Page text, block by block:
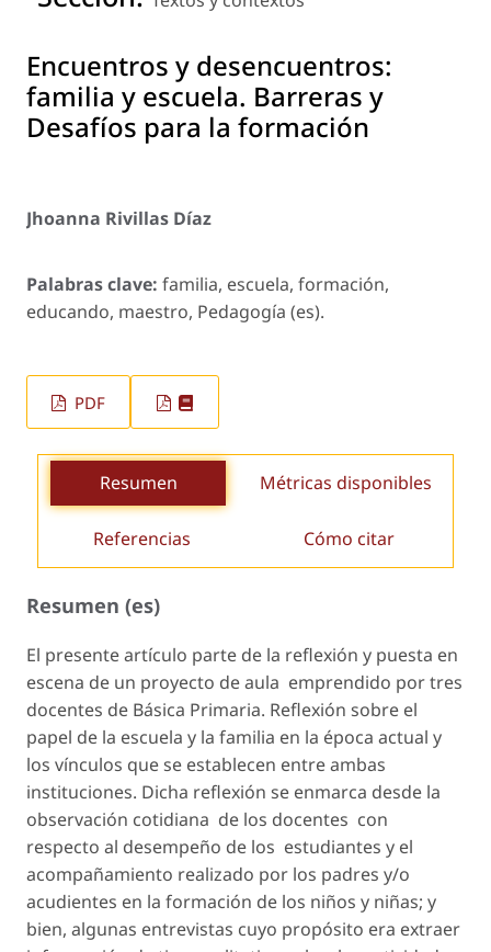
Encuentros y desencuentros:
familia y escuela. Barreras y
Desafíos para la formación
Jhoanna Rivillas Díaz
Palabras clave: familia, escuela, formación,
educando, maestro, Pedagogía (es).
PDF
Resumen Métricas disponibles
Referencias Cómo citar
Resumen (es)
El presente artículo parte de la reflexión y puesta en
escena de un proyecto de aula emprendido por tres
docentes de Básica Primaria. Reflexión sobre el
papel de la escuela y la familia en la época actual y
los vínculos que se establecen entre ambas
instituciones. Dicha reflexión se enmarca desde la
observación cotidiana de los docentes con
respecto al desempeño de los estudiantes y el
acompañamiento realizado por los padres y/o
acudientes en la formación de los niños y niñas; y
bien, algunas entrevistas cuyo propósito era extraer